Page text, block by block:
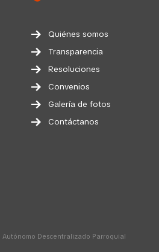
Quiénes somos
Transparencia
Resoluciones
Convenios
Galería de fotos
Contáctanos
Descentralizado Parroquial